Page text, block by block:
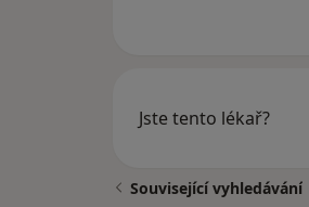
Jste tento lékař?
Související vyhledávání